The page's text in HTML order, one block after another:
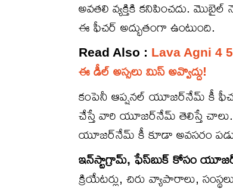
అవతలి వ్యక్తికి కనిపించదు.
ఈ ఫీచర్ అద్భుతంగా ఉంటుంది.
Read Also : Lava Agni 4
ఈ డీల్ అస్సలు మిస్ అవ్వొద్దు!
కంపెనీ ఆప్షనల్ యూజర్‌నేమ్ కీ
చేస్తే వారి యూజర్‌నేమ్ తెలిస్తే
యూజర్‌నేమ్ కీ కూడా అవసరం
ఇన్‌స్టాగ్రామ్, ఫేస్‌బుక్ కోసం
క్రియేటర్లు, చిరు వ్యాపారాలు,